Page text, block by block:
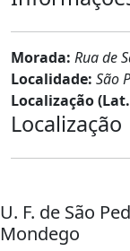
Morada: Rua de
Localidade: São
Localização
Localização
U. F. de São
Mondego